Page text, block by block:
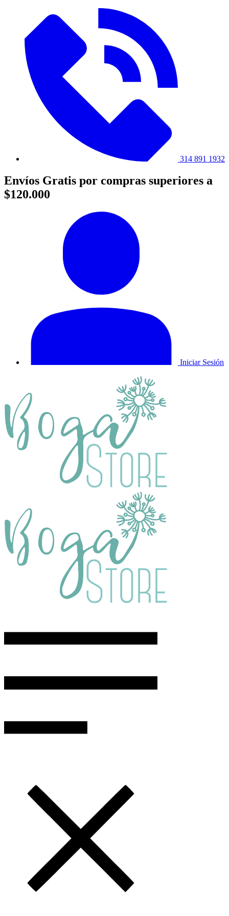
314 891 1932
Envíos Gratis por compras superiores a
$120.000
Iniciar Sesión